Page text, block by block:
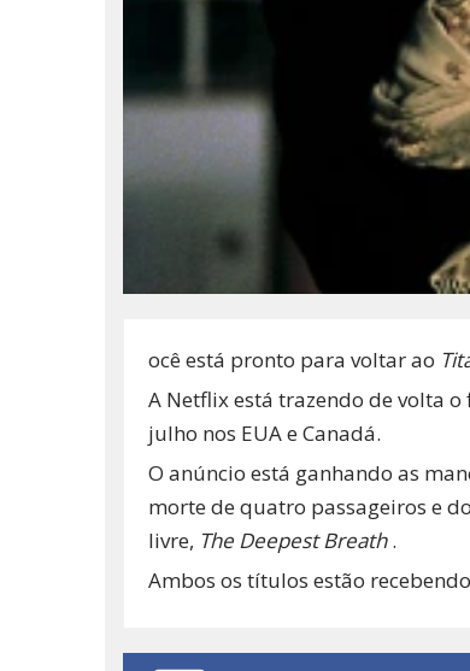
ocê está pronto para voltar ao
A Netflixestá trazendo de volta o
julho nos EUA e Canadá.
O anúncio está ganhando as
morte de quatro passageiros e
livre, The Deepest Breath.
Ambos os títulos estão